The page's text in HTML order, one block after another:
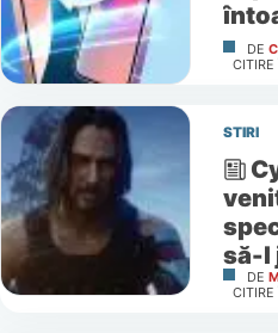
DE
CITIRE
STIRI
să-l
DE
CITIRE